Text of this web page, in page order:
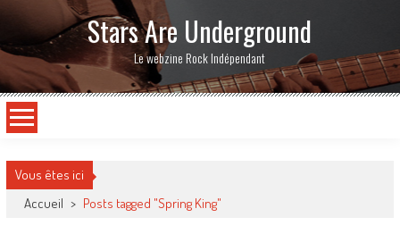
Stars Are Underground
Le webzine Rock Indépendant
Vous êtes ici
Accueil > Posts tagged "Spring King"